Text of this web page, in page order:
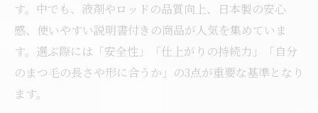
まつ毛パーマ ロッド比較で選ぶコツ
サロン用とセルフ用まつ毛パーマ液の違い
まつ毛パーマ液プロ用と初心者向けの違い
す。中でも、液剤やロッドの品質向上、日本製の安心
感、使いやすい説明書付きの商品が人気を集めていま
す。選ぶ際には「安全性」「仕上がりの持続力」「自分
のまつ毛の長さや形に合うか」の3点が重要な基準となり
ます。